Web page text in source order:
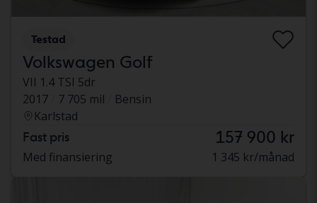
Testad
Volkswagen Golf
VII 1.4 TSI 5dr
2017
7 705 mil
Bensin
Karlstad
Fast pris 157 900 kr
Med finansiering 1 345 kr/månad